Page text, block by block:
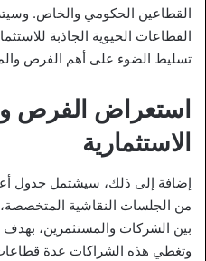
القطاعين الحكومي والخاص.
القطاعات الحيوية الجاذبة
تسليط الضوء على أهم الفرص
استعراض الفرص
الاستثمارية
إضافة إلى ذلك، سيشتمل جدول
من الجلسات النقاشية المتخصصة،
بين الشركات والمستثمرين،
وتغطي هذه الشراكات عدة